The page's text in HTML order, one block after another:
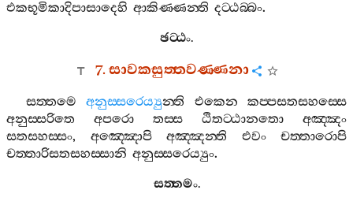
එකභූමිකාදිපාසාදෙහි ආකිණ‍්ණන‍්ති දට‍්ඨබ‍්බං.
ඡට‍්ඨං.
7.සාවකසුත‍්තවණ‍්ණනා
සත‍්තමෙ අනුස‍්සරෙය්‍යුන‍්ති එකෙන
කප‍්පසතසහස‍්සෙ
අනුස‍්සරිතෙ
අපරො තස‍්ස ඨිතට‍්ඨානතො
අඤ‍්ඤං
සතසහස‍්සං, අඤ‍්ඤොපි අඤ‍්ඤන‍්ති එවං
චත‍්තාරොපි
චත‍්තාරිසතසහස‍්සානි අනුස‍්සරෙය්‍යුං.
සත‍්තමං.